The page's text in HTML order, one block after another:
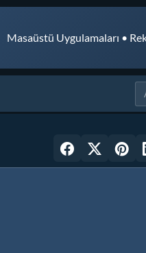
Masaüstü Uygulamaları •